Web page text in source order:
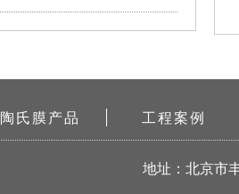
陶氏膜产品 工程案例
地址：北京市